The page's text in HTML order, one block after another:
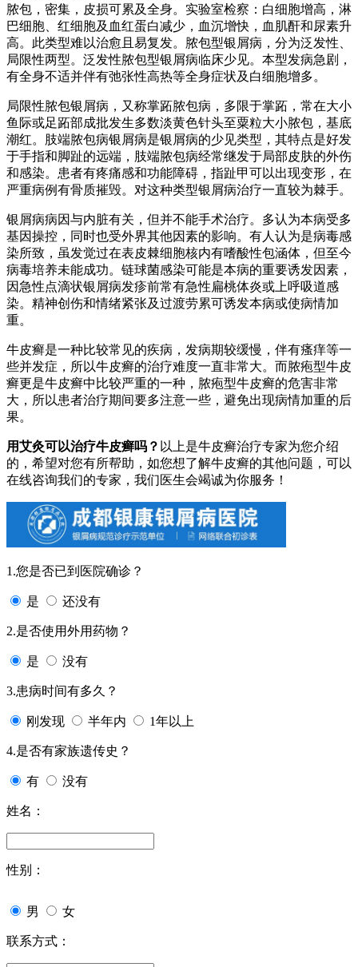
脓包，密集，皮损可累及全身。实验室检察：白细胞增高，淋
巴细胞、红细胞及血红蛋白减少，血沉增快，血肌酐和尿素升
高。此类型难以治愈且易复发。脓包型银屑病，分为泛发性、
局限性两型。泛发性脓包型银屑病临床少见。本型发病急剧，
有全身不适并伴有弛张性高热等全身症状及白细胞增多。
局限性脓包银屑病，又称掌跖脓包病，多限于掌跖，常在大小
鱼际或足跖部成批发生多数淡黄色针头至粟粒大小脓包，基底
潮红。肢端脓包病银屑病是银屑病的少见类型，其特点是好发
于手指和脚趾的远端，肢端脓包病经常继发于局部皮肤的外伤
和感染。患者有疼痛感和功能障碍，指趾甲可以出现变形，在
严重病例有骨质摧毁。对这种类型银屑病治疗一直较为棘手。
银屑病病因与内脏有关，但并不能手术治疗。多认为本病受多
基因操控，同时也受外界其他因素的影响。有人认为是病毒感
染所致，虽发觉过在表皮棘细胞核内有嗜酸性包涵体，但至今
病毒培养未能成功。链球菌感染可能是本病的重要诱发因素，
因急性点滴状银屑病发疹前常有急性扁桃体炎或上呼吸道感
染。精神创伤和情绪紧张及过渡劳累可诱发本病或使病情加
重。
牛皮癣是一种比较常见的疾病，发病期较缓慢，伴有瘙痒等一
些并发症，所以牛皮癣的治疗难度一直非常大。而脓疱型牛皮
癣更是牛皮癣中比较严重的一种，脓疱型牛皮癣的危害非常
大，所以患者治疗期间要多注意一些，避免出现病情加重的后
果。
用艾灸可以治疗牛皮癣吗？ 以上是牛皮癣治疗专家为您介绍
的，希望对您有所帮助，如您想了解牛皮癣的其他问题，可以
在线咨询我们的专家，我们医生会竭诚为你服务！
1.您是否已到医院确诊？
是 还没有
2.是否使用外用药物？
是 没有
3.患病时间有多久？
刚发现 半年内 1年以上
4.是否有家族遗传史？
有 没有
姓名：
性别：
男 女
联系方式：